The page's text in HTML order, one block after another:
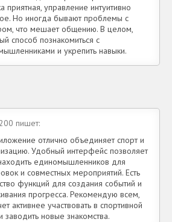
приятная, управление интуитивно
Но иногда бывают проблемы с
что мешает общению. В целом,
способ познакомиться с
и укрепить навыки.
пишет:
отлично объединяет спорт и
Удобный интерфейс позволяет
единомышленников для
и совместных мероприятий. Есть
функций для создания событий и
прогресса. Рекомендую всем,
активнее участвовать в спортивной
заводить новые знакомства.